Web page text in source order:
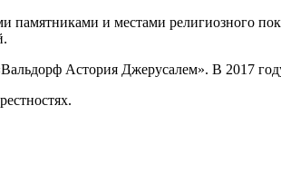
памятниками и местами религиозного
Астория Джерусалем». В 2017